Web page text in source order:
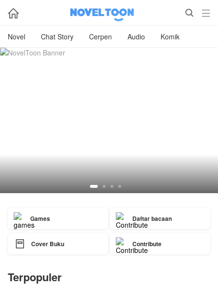
  
Novel Chat Story Cerpen Audio Komik
Games Daftar bacaan
 Cover Buku Contribute
Terpopuler